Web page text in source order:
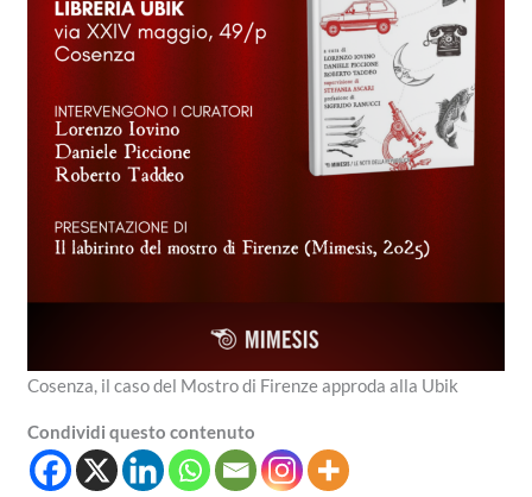
Cosenza, il caso del Mostro di Firenze approda alla Ubik
Condividi questo contenuto